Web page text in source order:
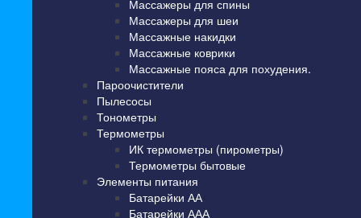
Массажеры для спины
Массажеры для шеи
Массажные накидки
Массажные коврики
Массажные пояса для похудения.
Пароочистители
Пылесосы
Тонометры
Термометры
ИК термометры (пирометры)
Термометры бытовые
Элементы питания
Батарейки АА
Батарейки ААА